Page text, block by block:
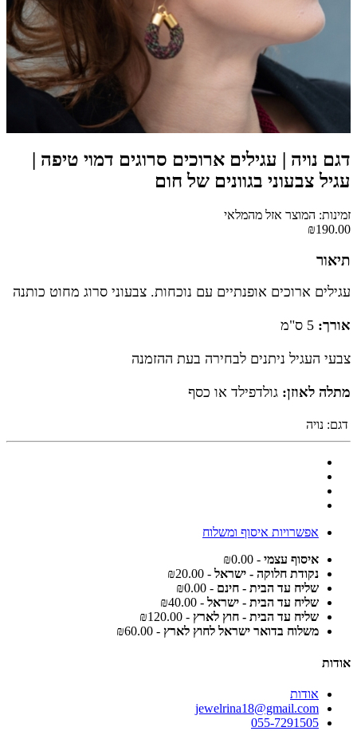
דגם נויה | עגילים ארוכים סרוגים דמוי טיפה |
עגיל צבעוני בגוונים של חום
זמינות: המוצר אזל מהמלאי
₪190.00
תיאור
עגילים ארוכים אופנתיים עם נוכחות. צבעוני סרוג מחוט כותנה
אורך: 5 ס"מ
צבעי העגיל ניתנים לבחירה בעת ההזמנה
מתלה לאוזן: גולדפילד או כסף
דגם: נויה
אפשרויות איסוף ומשלוח
איסוף עצמי - ₪0.00
נקודת חלוקה - ישראל - ₪20.00
שליח עד הבית - חינם - ₪0.00
שליח עד הבית - ישראל - ₪40.00
שליח עד הבית - חוץ לארץ - ₪120.00
משלוח בדואר ישראל לחוץ לארץ - ₪60.00
אודות
אודות
jewelrina18@gmail.com
055-7291505